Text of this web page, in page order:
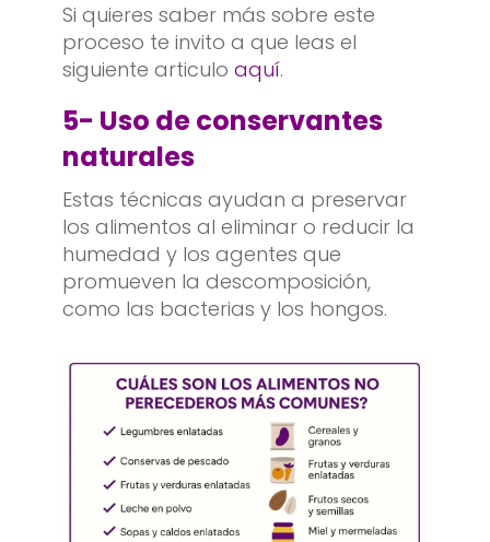
Si quieres saber más sobre este
proceso te invito a que leas el
siguiente articuloaquí.
5- Uso de conservantes
naturales
Estas técnicas ayudan a preservar
los alimentos al eliminar o reducir la
humedad y los agentes que
promueven la descomposición,
como las bacterias y los hongos.